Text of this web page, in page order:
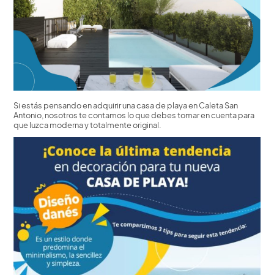
Si estás pensando en adquirir una casa de playa en Caleta San
Antonio, nosotros te contamos lo que debes tomar en cuenta para
que luzca moderna y totalmente original.